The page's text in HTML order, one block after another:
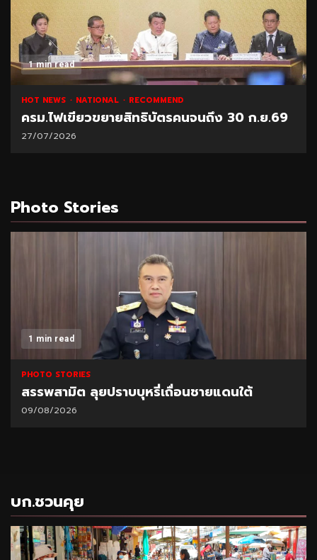
1 min read
HOT NEWS NATIONAL RECOMMEND
ครม.ไฟเขียวขยายสิทธิบัตรคนจนถึง 30 ก.ย.69
27/07/2026
Photo Stories
1 min read
PHOTO STORIES
สรรพสามิต ลุยปราบบุหรี่เถื่อนชายแดนใต้
09/08/2026
บก.ชวนคุย